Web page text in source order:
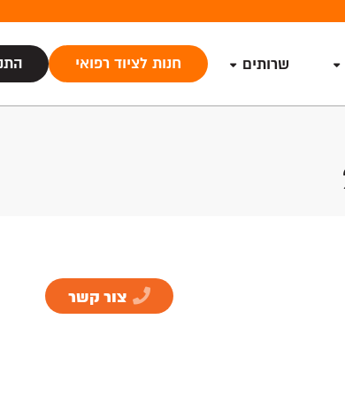
שרותים חנות לציוד רפואי
צור קשר